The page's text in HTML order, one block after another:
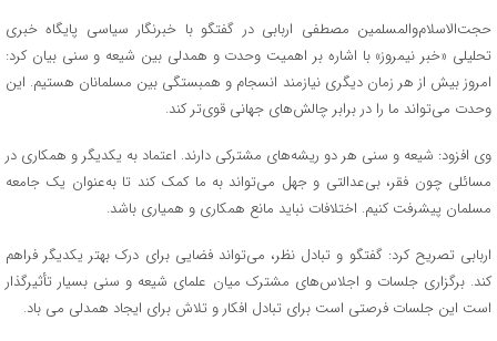
حجت‌الاسلام‌والمسلمین مصطفی اربابی در گفتگو با خبرنگار سیاسی پایگاه خبری
تحلیلی «خبر نیمروز» با اشاره بر اهمیت وحدت و همدلی بین شیعه و سنی بیان کرد:
امروز بیش از هر زمان دیگری نیازمند انسجام و همبستگی بین مسلمانان هستیم. این
وحدت می‌تواند ما را در برابر چالش‌های جهانی قوی‌تر کند.
وی افزود: شیعه و سنی هر دو ریشه‌های مشترکی دارند. اعتماد به یکدیگر و همکاری در
مسائلی چون فقر، بی‌عدالتی و جهل می‌تواند به ما کمک کند تا به‌عنوان یک جامعه
مسلمان پیشرفت کنیم. اختلافات نباید مانع همکاری و همیاری باشد.
اربابی تصریح کرد: گفتگو و تبادل نظر، می‌تواند فضایی برای درک بهتر یکدیگر فراهم
کند. برگزاری جلسات و اجلاس‌های مشترک میان علمای شیعه و سنی بسیار تأثیرگذار
است این جلسات فرصتی است برای تبادل افکار و تلاش برای ایجاد همدلی می باد.